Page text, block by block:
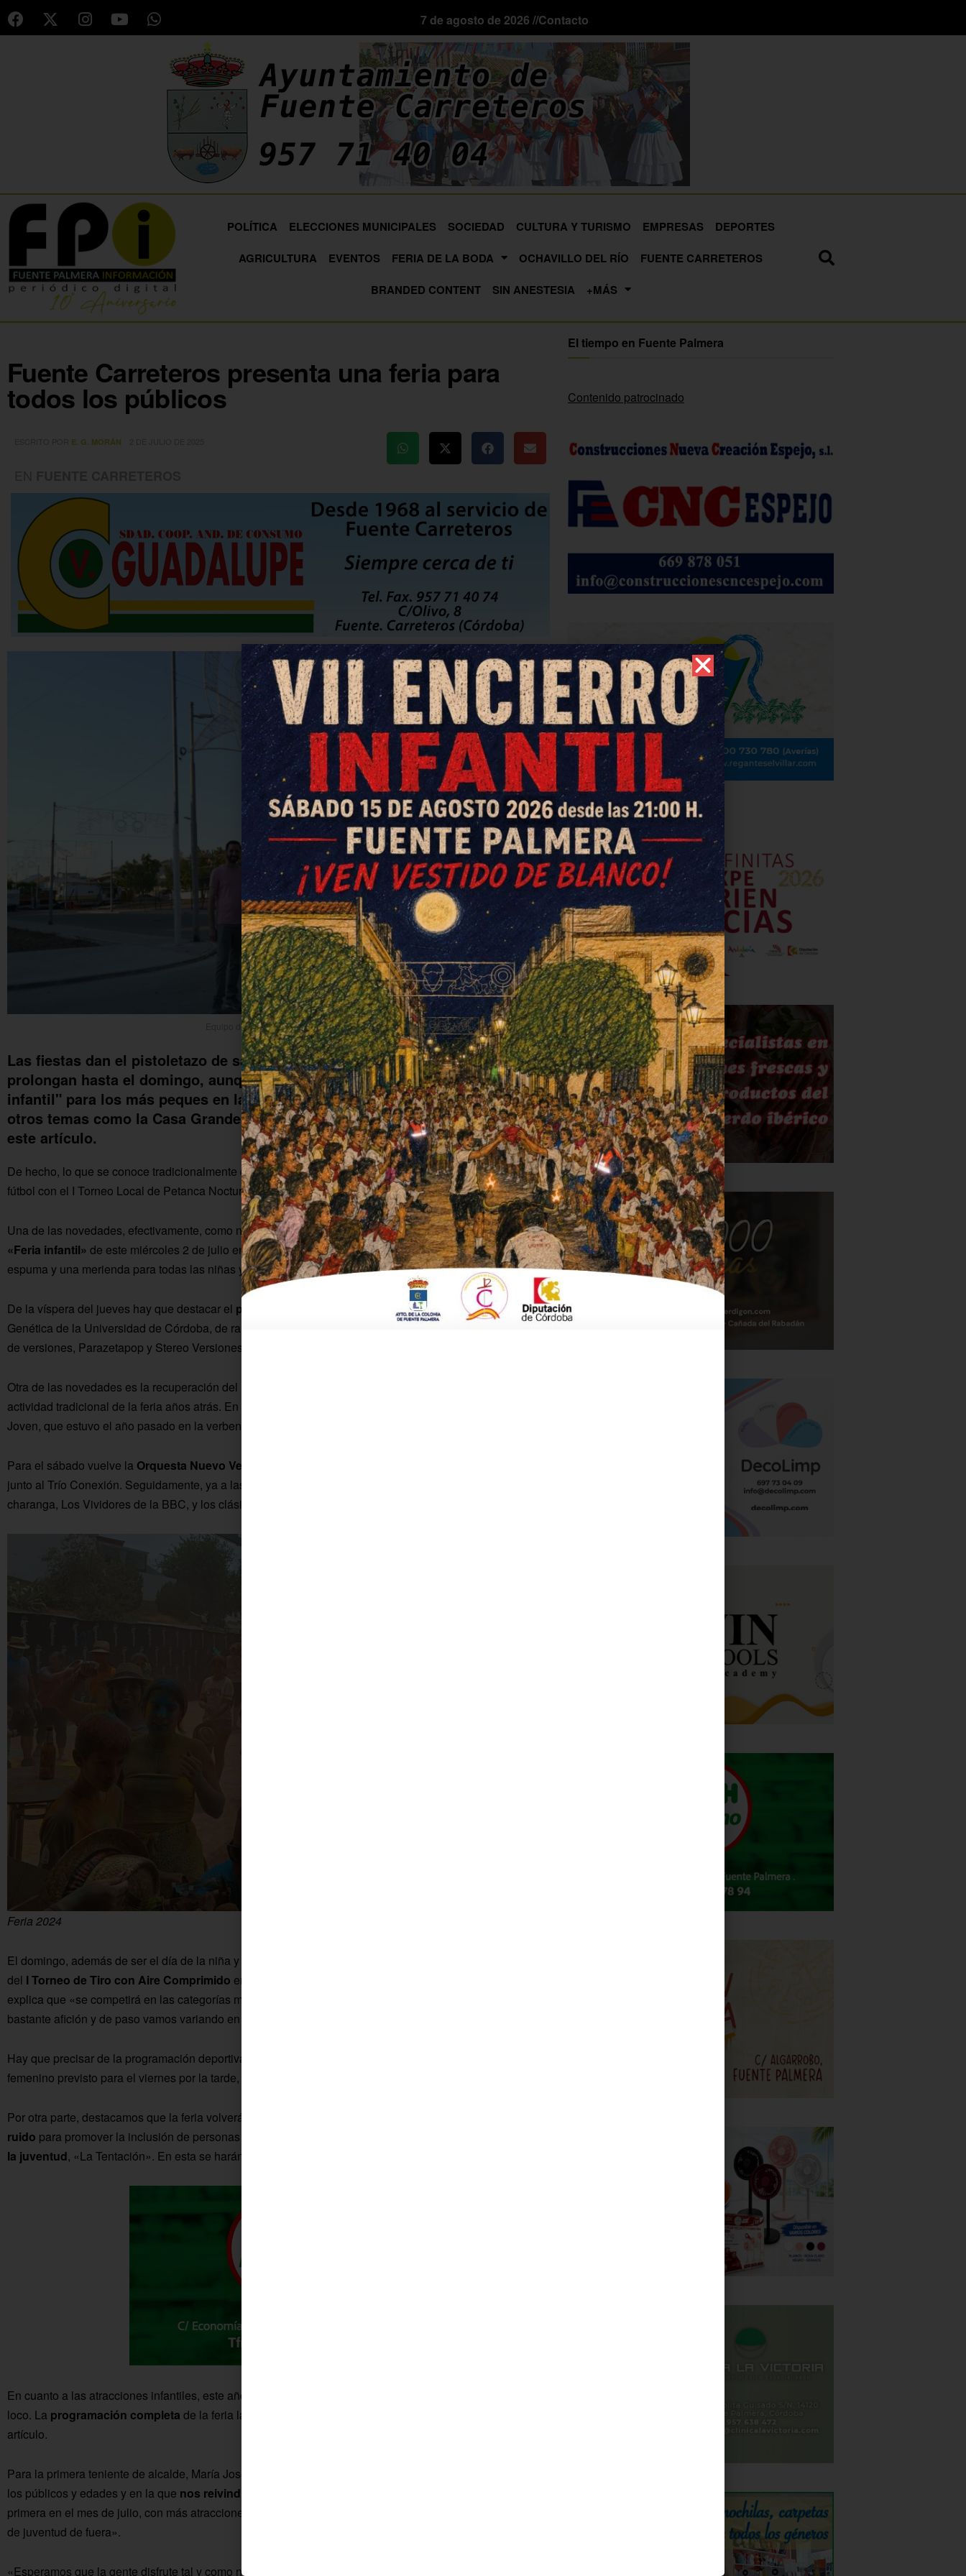
7 de agosto de 2026 //Contacto
POLÍTICA ELECCIONES MUNICIPALES SOCIEDAD CULTURA Y TURISMO EMPRESAS
DEPORTES
AGRICULTURA
EVENTOS FERIA DE LA BODA OCHAVILLO DEL RÍO
FUENTE CARRETEROS
BRANDED CONTENT
SIN ANESTESIA +MÁS
Fuente Carreteros presenta una feria para
todos los públicos
E. G. MORÁN
Equipo de gobierno en el recinto ferial
Las fiestas dan el pistoletazo de salida este jueves con la víspera y se
prolongan hasta el domingo, aunque hoy miércoles se organiza una "feria
infantil" para los más peques en la plaza. La apertura de la Piscina Municipal y
otros temas como la Casa Grande o los Presupuestos son motivo también de
este artículo.
De hecho, lo que se conoce tradicionalmente como preferia comenzó el pasado domingo en el campo de
fútbol con el I Torneo Local de Petanca Nocturno, organizado por el Club de Petanca de Fuente Carreteros.
Una de las novedades, efectivamente, como nos cuenta la concejala de Festejos, Carmen Hidalgo, es la
«Feria infantil» de este miércoles 2 de julio en la plaza, con música, dj, castillos acuáticos, fiesta de la
espuma y una merienda para todas las niñas y niños participantes por gentileza del Ayunamiento».
De la víspera del jueves hay que destacar el pregón Juan José Garrido Pavón, catedrático de
Genética de la Universidad de Córdoba, de raíces carretereñas. Además de las actuaciones de los grupos
de versiones, Parazetapop y Stereo Versiones.
Otra de las novedades es la recuperación del
actividad tradicional de la feria años atrás. En esta jornada actuarán el Trío Conexión y la Orquesta Alma
Joven, que estuvo el año pasado en la verbena de agosto.
Para el sábado vuelve la Orquesta Nuevo Versalles
junto al Trío Conexión. Seguidamente, ya a las 7 de la mañana del domingo será el Toque de Diana con la
charanga, Los Vividores de la BBC, y los clásicos, churros con chocolate.
Feria 2024
El domingo, además de ser el día de la niña y el niño en las atracciones infantiles, tendremos la novedad
del I Torneo de Tiro con Aire Comprimido en el polideportivo. El concejal de Deportes, Rafael Galán,
explica que «se competirá en las categorías muelle/pistón y aire precomprimido; es algo que tiene ahora
bastante afición y de paso vamos variando en las actividades deportivas».
Hay que precisar de la programación deportiva que se ha cancelado el partido de fútbol sala infantil
femenino previsto para el viernes por la tarde, debido a las altas temperaturas.
Por otra parte, destacamos que la feria volverá a contar con el
ruido para promover la inclusión de personas con autismo o hipersensibilidad auditiva y con la
la juventud, «La Tentación». En esta se harán las fiestas de la espuma y la de colores (Holi).
En cuanto a las atracciones infantiles, este año se suman algunas como el toro mecánico, la olla y el palo
loco. La programación completa de la feria la pueden consultar en los carteles adjuntos al final de este
artículo.
Para la primera teniente de alcalde, María José García, se trata «de una feria con actividades para todos
los públicos y edades y en la que nos reivindicamos después de la exitosa edición del año pasado
primera en el mes de julio, con más atracciones infantiles, más económica y con más aceptación popular y
de juventud de fuera».
«Esperamos que la gente disfrute tal y como nosotros hemos programado esta feria y que se animen
El tiempo en Fuente Palmera
Contenido patrocinado